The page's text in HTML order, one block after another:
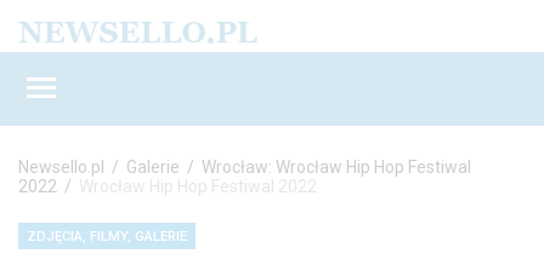
Newsello.pl / Galerie / Wrocław: Wrocław Hip Hop Festiwal
2022 / Wrocław Hip Hop Festiwal 2022
ZDJĘCIA, FILMY, GALERIE